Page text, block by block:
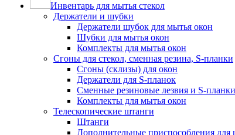
Инвентарь для мытья стекол
Держатели и шубки
Держатели шубок для мытья окон
Шубки для мытья окон
Комплекты для мытья окон
Сгоны для стекол, сменная резина, S-планки
Сгоны (склизы) для окон
Держатели для S-планок
Сменные резиновые лезвия и S-планки
Комплекты для мытья окон
Телескопические штанги
Штанги
Дополнительные приспособления для